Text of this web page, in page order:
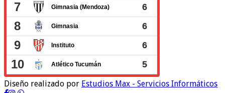
Diseño realizado por Estudios Max - Servicios Informáticos